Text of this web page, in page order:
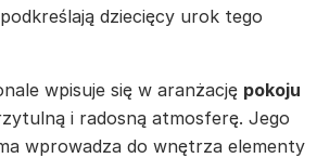
dziecięcy urok tego
wpisuje się w aranżację pokoju
i radosną atmosferę. Jego
wprowadza do wnętrza elementy